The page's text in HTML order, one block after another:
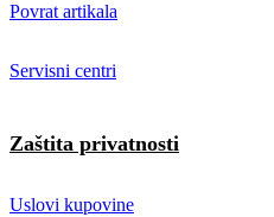
Povrat artikala
Servisni centri
Zaštita privatnosti
Uslovi kupovine